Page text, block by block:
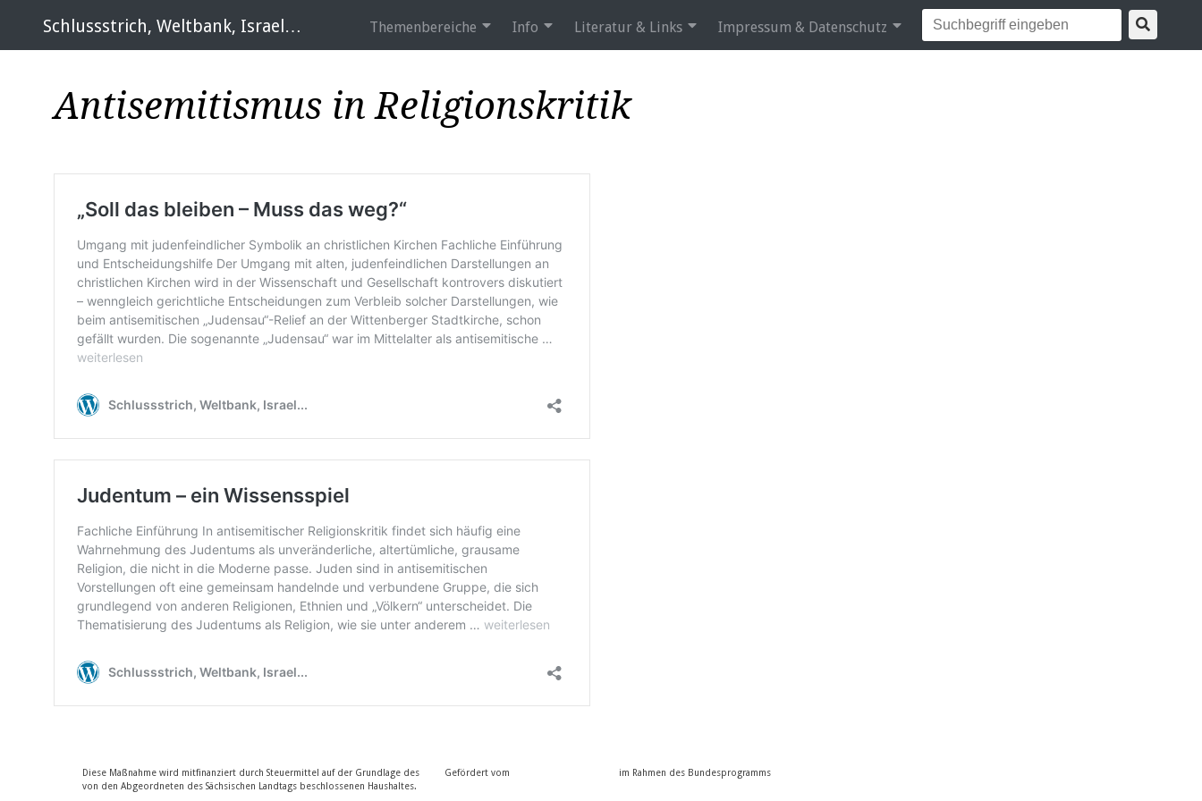
Schlussstrich, Weltbank, Israel… Themenbereiche Info Literatur & Links Impressum & Datenschutz
Antisemitismus in Religionskritik
Diese Maßnahme wird mitfinanziert durch Steuermittel auf der Grundlage des
von den Abgeordneten des Sächsischen Landtags beschlossenen Haushaltes.
Gefördert vom im Rahmen des Bundesprogramms